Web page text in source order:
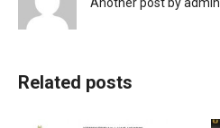
Related posts